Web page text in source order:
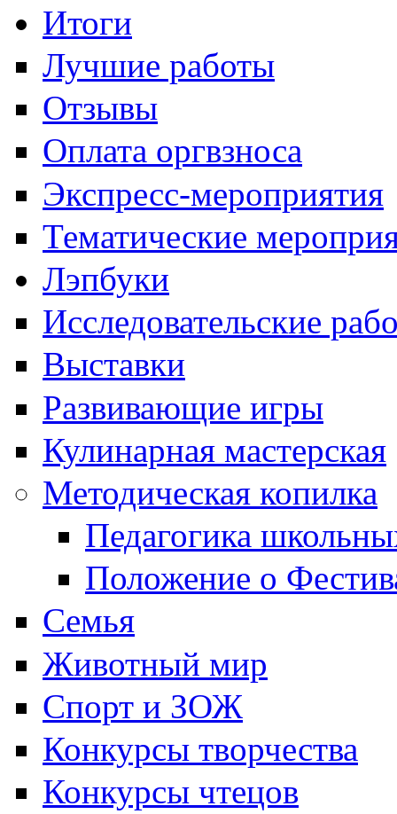
Итоги
Лучшие работы
Отзывы
Оплата оргвзноса
Экспресс-мероприятия
Тематические
Лэпбуки
Исследовательские
Выставки
Развивающие игры
Кулинарная мастерская
Методическая копилка
Педагогика
Положение о
Семья
Животный мир
Спорт и ЗОЖ
Конкурсы творчества
Конкурсы чтецов